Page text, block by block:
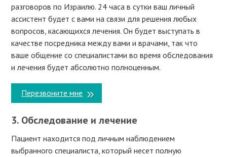
разговоров по Израилю. 24 часа в сутки ваш личный
ассистент будет с вами на связи для решения любых
вопросов, касающихся лечения. Он будет выступать в
качестве посредника между вами и врачами, так что
ваше общение со специалистами во время обследования
и лечения будет абсолютно полноценным.
Перезвоните мне
3. Обследование и лечение
Пациент находится под личным наблюдением
выбранного специалиста, который несет полную